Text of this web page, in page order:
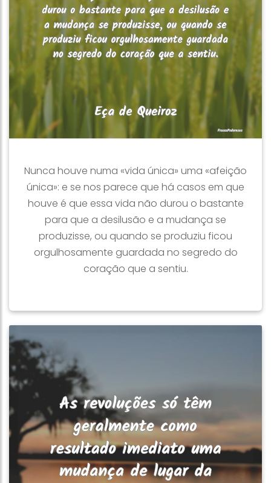
Nunca houve numa «vida única» uma «afeição
única»: e se nos parece que há casos em que
houve é que essa vida não durou o bastante
para que a desilusão e a mudança se
produzisse, ou quando se produziu ficou
orgulhosamente guardada no segredo do
coração que a sentiu.